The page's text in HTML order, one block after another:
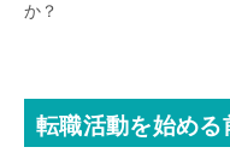
か？
転職活動を始める